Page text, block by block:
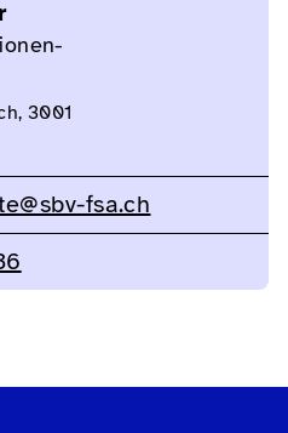
3001
fsa.ch